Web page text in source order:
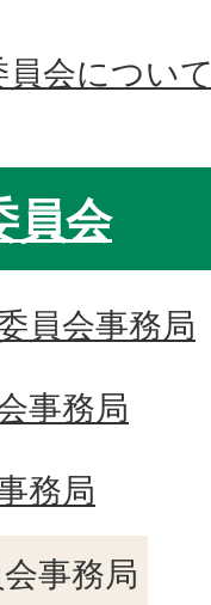
員会について
員会
員会事務局
事務局
務局
事務局